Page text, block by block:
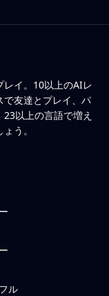
レイ。10以上のAIレ
で友達とプレイ、パ
以上の言語で増え
う。
ル